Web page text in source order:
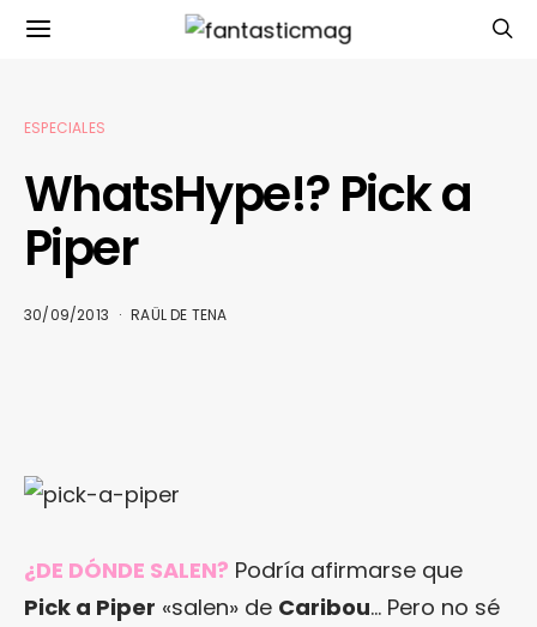
ESPECIALES
WhatsHype!? Pick a
Piper
30/09/2013 RAÜL DE TENA
¿DE DÓNDE SALEN? Podría afirmarse que
Pick a Piper «salen» de Caribou… Pero no sé